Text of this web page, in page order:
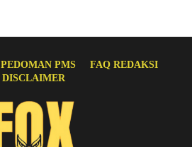
PEDOMAN PMS
FAQ REDAKSI
DISCLAIMER